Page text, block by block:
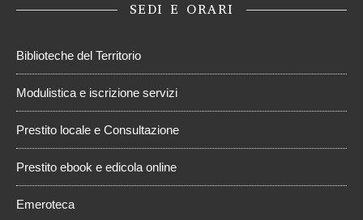
SEDI E ORARI
Biblioteche del Territorio
Modulistica e iscrizione servizi
Prestito locale e Consultazione
Prestito ebook e edicola online
Emeroteca